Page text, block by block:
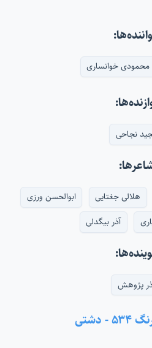
محمودی خوانساری
نجاحی
هلالی جغتایی
ابوالحسن ورزی
آذر بیگدلی
پژوهش
- دشتی